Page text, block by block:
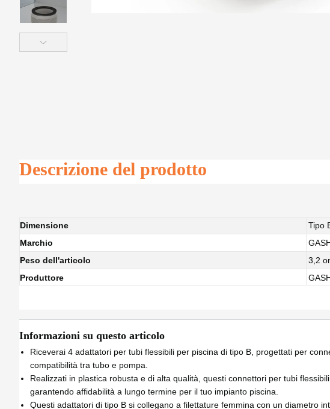
Descrizione del prodotto
Dimensione
Tipo
Marchio
Peso dell'articolo
3,2
Produttore
Informazioni su questo articolo
Riceverai 4 adattatori per tubi flessibili per piscina di tipo B, progettati per
compatibilità tra tubo e pompa.
Realizzati in plastica robusta e di alta qualità, questi connettori per tubi
garantendo affidabilità a lungo termine per il tuo impianto piscina.
Questi adattatori di tipo B si collegano a filettature femmina con un diametro